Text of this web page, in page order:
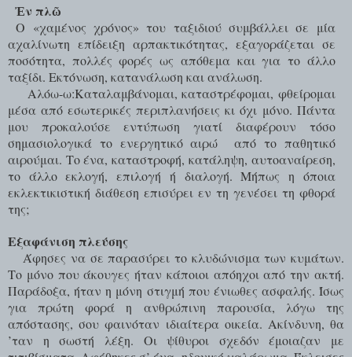
Ἐν πλῶ
Ο «χαμένος χρόνος» του ταξιδιού συμβάλλει σε μία
αχαλίνωτη επίδειξη αρπακτικότητας, εξαγοράζεται σε
ποσότητα, πολλές φορές ως απόθεμα και για το άλλο
ταξίδι. Εκτόνωση, κατανάλωση και ανάλωση.
Αλόω-ω:Καταλαμβάνομαι, καταστρέφομαι, φθείρομαι
μέσα από εσωτερικές περιπλανήσεις κι όχι μόνο. Πάντα
μου προκαλούσε εντύπωση γιατί διαφέρουν τόσο
σημασιολογικά το ενεργητικό αιρώ
από το παθητικό
αιρούμαι. Το ένα, καταστροφή, κατάληψη, αυτοαναίρεση,
το άλλο εκλογή, επιλογή ή διαλογή. Μήπως η όποια
εκλεκτικιστική διάθεση επισύρει εν τη γενέσει τη φθορά
της;
Εξαφάνιση πλεύσης
Άφησες να σε παρασύρει το κλυδώνισμα των κυμάτων.
Το μόνο που άκουγες ήταν κάποιοι απόηχοι από την ακτή.
Παράδοξα, ήταν η μόνη στιγμή που ένιωθες ασφαλής. Ίσως
για πρώτη φορά η ανθρώπινη παρουσία, λόγω της
απόστασης, σου φαινόταν ιδιαίτερα οικεία. Ακίνδυνη, θα
’ταν η σωστή λέξη. Οι ψίθυροι σχεδόν έμοιαζαν με